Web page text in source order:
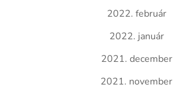
2022. február
2022. január
2021. december
2021. november